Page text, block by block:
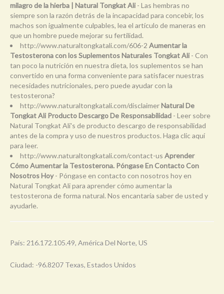
milagro de la hierba | Natural Tongkat Ali - Las hembras no
siempre son la razón detrás de la incapacidad para concebir, los
machos son igualmente culpables, lea el artículo de maneras en
que un hombre puede mejorar su fertilidad.
http://www.naturaltongkatali.com/606-2 Aumentar la
Testosterona con los Suplementos Naturales Tongkat Ali - Con
tan poco la nutrición en nuestra dieta, los suplementos se han
convertido en una forma conveniente para satisfacer nuestras
necesidades nutricionales, pero puede ayudar con la
testosterona?
http://www.naturaltongkatali.com/disclaimerNatural De
Tongkat Ali Producto Descargo De Responsabilidad - Leer sobre
Natural Tongkat Ali's de producto descargo de responsabilidad
antes de la compra y uso de nuestros productos. Haga clic aquí
para leer.
http://www.naturaltongkatali.com/contact-us Aprender
Cómo Aumentar la Testosterona. Póngase En Contacto Con
Nosotros Hoy- Póngase en contacto con nosotros hoy en
Natural Tongkat Ali para aprender cómo aumentar la
testosterona de forma natural. Nos encantaría saber de usted y
ayudarle.
País: 216.172.105.49, América Del Norte, US
Ciudad: -96.8207 Texas, Estados Unidos